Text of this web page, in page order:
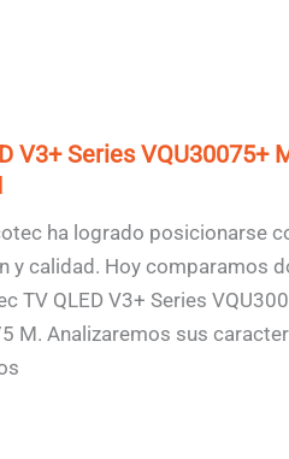
V3+ Series VQU30075+
ha logrado posicionarse
y calidad. Hoy comparamos
TV QLED V3+ Series
M. Analizaremos sus